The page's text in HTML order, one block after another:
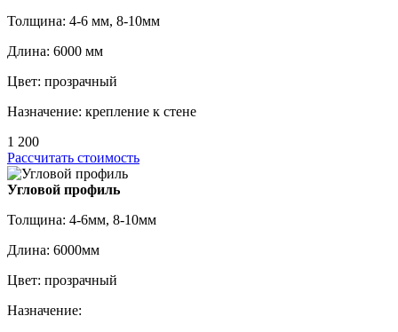
Толщина: 4-6 мм, 8-10мм
Длина: 6000 мм
Цвет: прозрачный
Назначение: крепление к стене
1 200
Рассчитать стоимость
Угловой профиль
Толщина: 4-6мм, 8-10мм
Длина: 6000мм
Цвет: прозрачный
Назначение: